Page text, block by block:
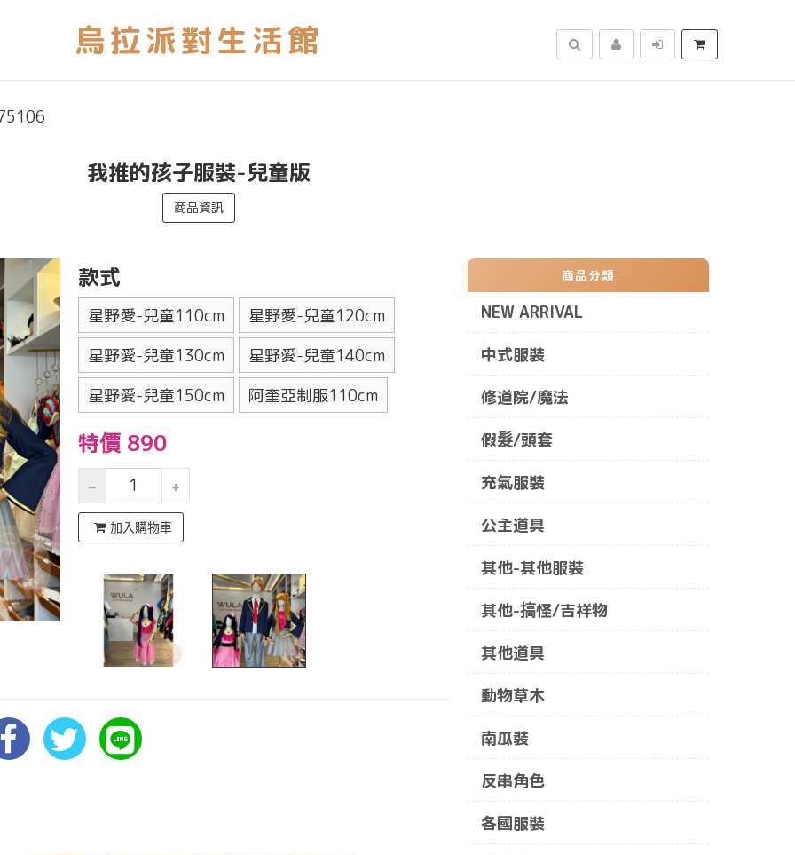
搜尋
我推的孩子服裝-兒童版
商品資訊
款式
星野愛-兒童110cm
星野愛-兒童120cm
星野愛-兒童130cm
星野愛-兒童140cm
星野愛-兒童150cm
阿奎亞制服110cm
特價 890
加入購物車
商品分類
NEW ARRIVAL
中式服裝
修道院/魔法
假髮/頭套
充氣服裝
公主道具
其他-其他服裝
其他-搞怪/吉祥物
其他道具
動物草木
南瓜裝
反串角色
各國服裝